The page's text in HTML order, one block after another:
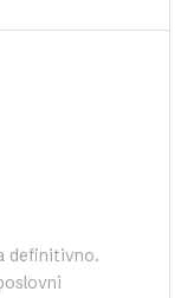
definitivno.